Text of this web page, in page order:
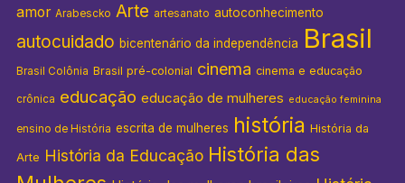
amor Arabescko Arte artesanato autoconhecimento
autocuidado bicentenário da independência Brasil
Brasil Colônia Brasil pré-colonial cinema cinema e educação
crônica educação educação de mulheres educação feminina
ensino de História escrita de mulheres história História da
Arte História da Educação História das